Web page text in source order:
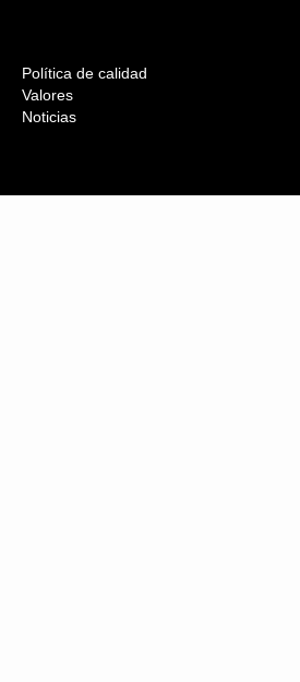
Política de calidad
Valores
Noticias